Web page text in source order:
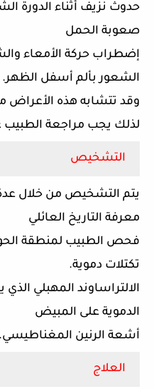
حدوث نزيف أثناء الدورة
صعوبة الحمل
إضطراب حركة الأمعاء
الشعور بألم أسفل الظهر.
وقد تتشابه هذه
لذلك يجب مراجعة الطبيب
التشخيص
يتم التشخيص من خلال
معرفة التاريخ العائلي
فحص الطبيب لمنطقة
تكتلات دموية.
الالتراساوند المهبلي
الدموية على المبيض
أشعة الرنين المغناطيسي.
العلاج